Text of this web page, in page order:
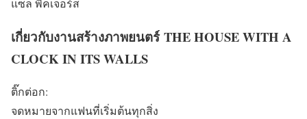
แซล พิคเจอร์ส
เกี่ยวกับงานสร้างภาพยนตร์ THE HOUSE WITH A
CLOCK IN ITS WALLS
ติ๊กต่อก:
จดหมายจากแฟนที่เริ่มต้นทุกสิ่ง